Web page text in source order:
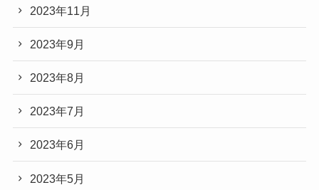
2023年11月
2023年9月
2023年8月
2023年7月
2023年6月
2023年5月